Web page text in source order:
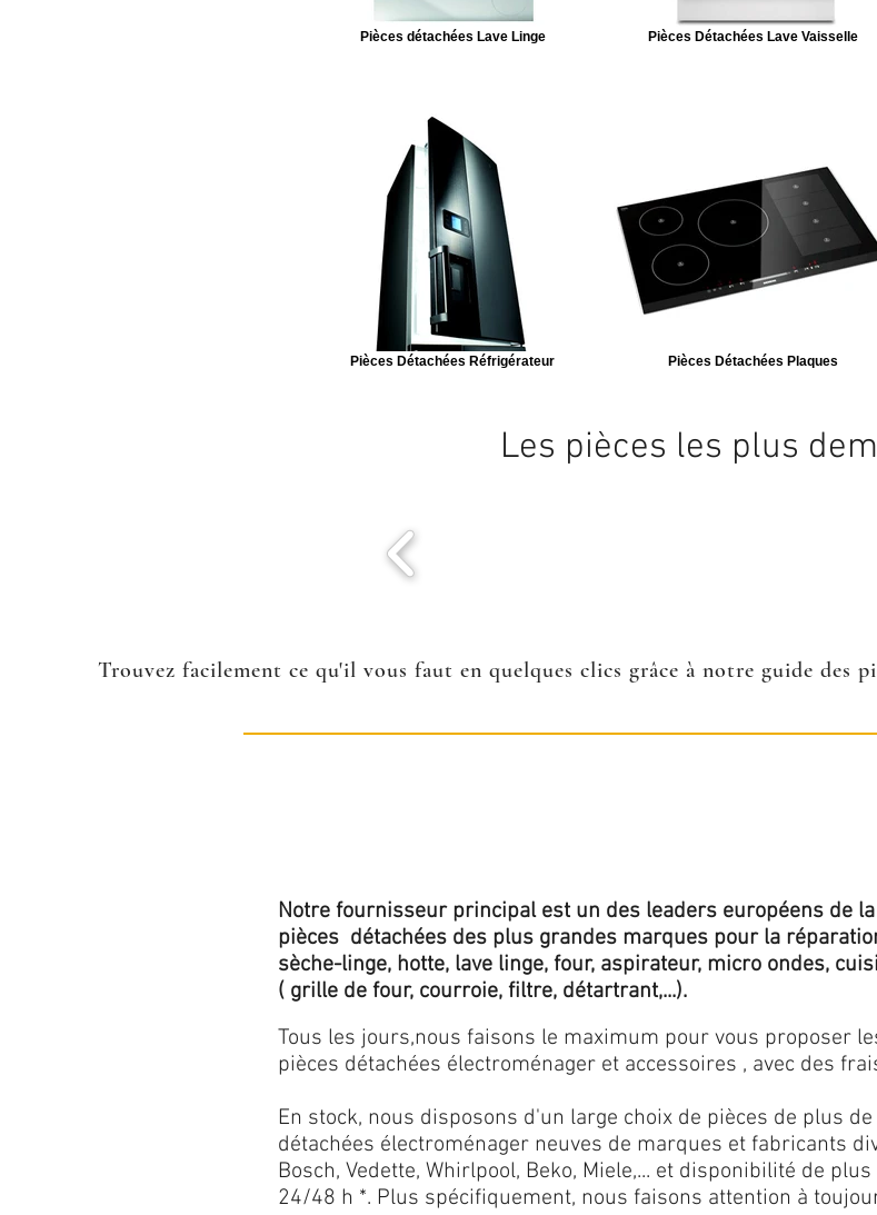
Pièces détachées Lave Linge Pièces Détachées Lave Vaisselle
Pièces Détachées Réfrigérateur Pièces Détachées Plaques
Les pièces les plus
Trouvez facilement ce qu'il vous faut en quelques clics grâce à notre guide des
Notre fournisseur principal est un des leaders européens de
pièces détachées des plus grandes marques pour la
sèche-linge, hotte, lave linge, four, aspirateur, micro ondes,
( grille de four, courroie, filtre, détartrant,...).
Tous les jours,nous faisons le maximum pour vous proposer
pièces détachées électroménager et accessoires , avec des
En stock, nous disposons d'un large choix de pièces de plus
détachées électroménager neuves de marques et fabricants
Bosch, Vedette, Whirlpool, Beko, Miele,... et disponibilité de
24/48 h *. Plus spécifiquement, nous faisons attention à